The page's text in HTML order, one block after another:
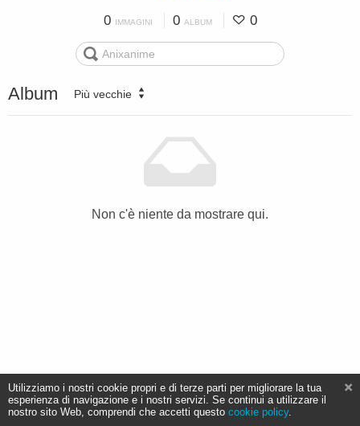
0 IMMAGINI 0 ALBUM 0
Album Più vecchie
Non c'è niente da mostrare qui.
Utilizziamo i nostri cookie propri e di terze parti per migliorare la tua
esperienza di navigazione e i nostri servizi. Se continui a utilizzare il
nostro sito Web, comprendi che accetti questo cookie policy.